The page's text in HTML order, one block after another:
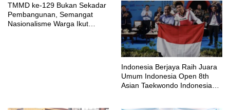
TMMD ke-129 Bukan Sekadar
Pembangunan, Semangat
Nasionalisme Warga Ikut
Indonesia Berjaya Raih Juara
Umum Indonesia Open 8th
Asian Taekwondo Indonesia